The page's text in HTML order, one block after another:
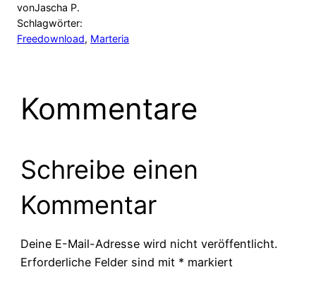
vonJascha P.
Schlagwörter:
Freedownload, Marteria
Kommentare
Schreibe einen
Kommentar
Deine E-Mail-Adresse wird nicht veröffentlicht.
Erforderliche Felder sind mit * markiert